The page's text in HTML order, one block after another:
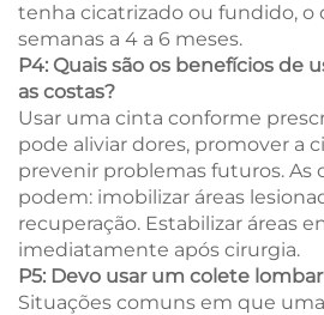
tenha cicatrizado ou fundido, o
semanas a 4 a 6 meses.
P4: Quais são os benefícios de
as costas?
Usar uma cinta conforme
pode aliviar dores, promover a
prevenir problemas futuros. As
podem: imobilizar áreas
recuperação. Estabilizar áreas
imediatamente após cirurgia.
P5: Devo usar um colete
Situações comuns em que